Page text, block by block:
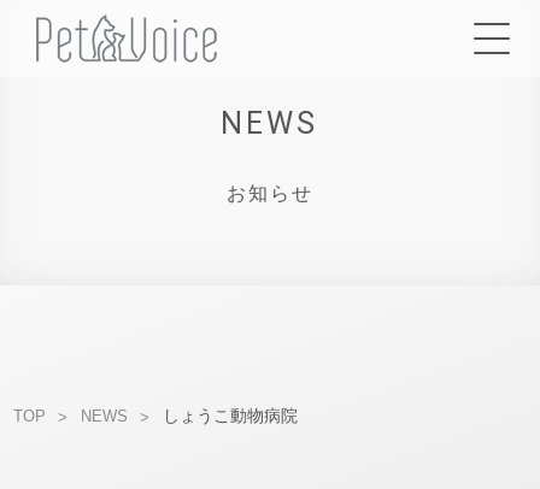
NEWS
お知らせ
TOP NEWS しょうこ動物病院